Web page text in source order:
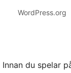
WordPress.org
Innan du spelar